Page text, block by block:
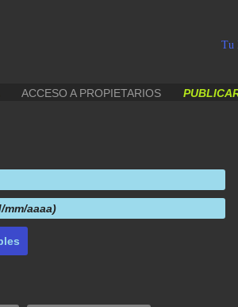
Tu
ACCESO A PROPIETARIOS